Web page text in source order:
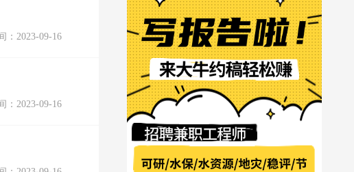
：2023-09-16
：2023-09-16